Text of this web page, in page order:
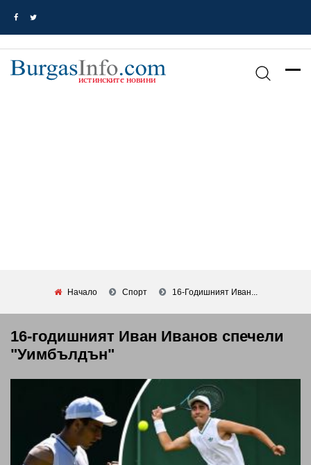
Начало Спорт 16-Годишният Иван...
16-годишният Иван Иванов спечели
"Уимбълдън"